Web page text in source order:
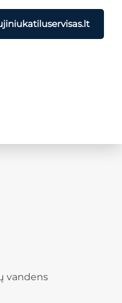
vandens